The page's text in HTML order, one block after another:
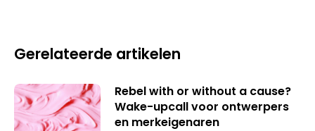
Gerelateerde artikelen
Rebel with or without a cause?
Wake-upcall voor ontwerpers
en merkeigenaren